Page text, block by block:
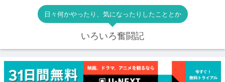
日々何かやったり、気になったりしたこととか
いろいろ奮闘記